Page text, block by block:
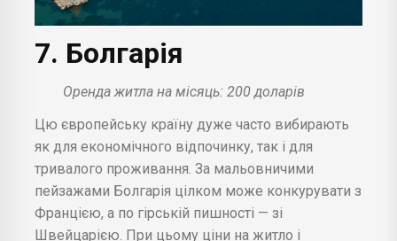
7. Болгарія
Оренда житла на місяць: 200 доларів
Цю європейську країну дуже часто вибирають
як для економічного відпочинку, так і для
тривалого проживання. За мальовничими
пейзажами Болгарія цілком може конкурувати з
Францією, а по гірській пишності — зі
Швейцарією. При цьому ціни на житло і